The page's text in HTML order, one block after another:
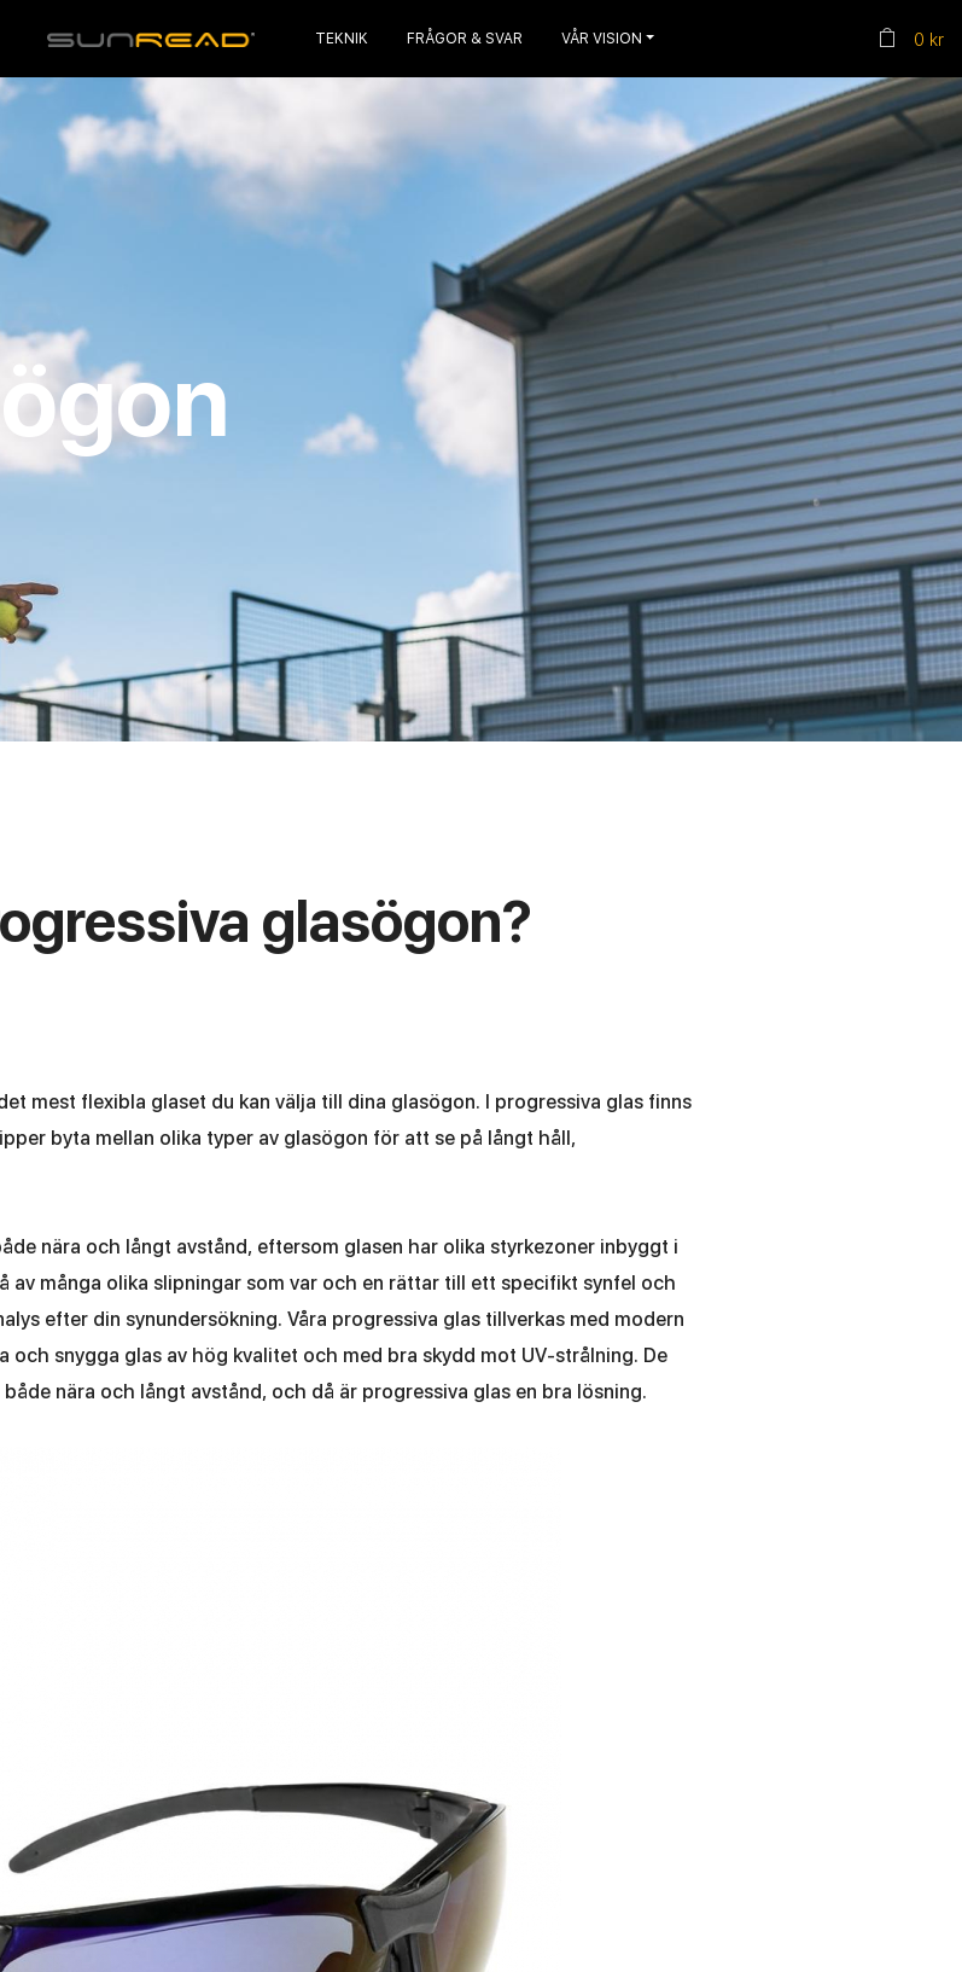
0 kr
TEKNIK FRÅGOR & SVAR VÅR VISION
glasögon?
mest flexibla glaset du kan välja till dina glasögon. I progressiva glas finns
byta mellan olika typer av glasögon för att se på långt håll,
nära och långt avstånd, eftersom glasen har olika styrkezoner inbyggt i
av många olika slipningar som var och en rättar till ett specifikt synfel och
efter din synundersökning. Våra progressiva glas tillverkas med modern
snygga glas av hög kvalitet och med bra skydd mot UV-strålning. De
nära och långt avstånd, och då är progressiva glas en bra lösning.